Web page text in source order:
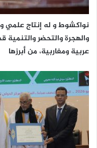
نواكشوط و له إنتاج علمي
والهجرة والتحضر
عربية ومغاربية، من أبرزها